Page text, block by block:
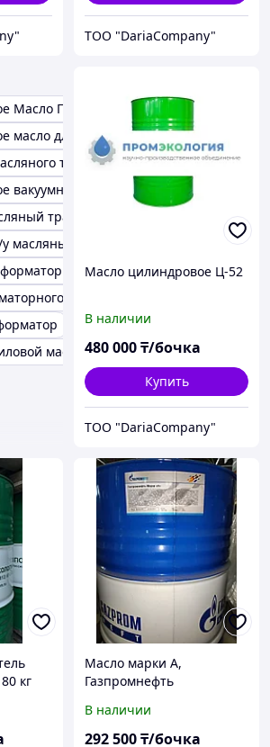
TOO "DariaCompany"
Масло ГК
масло для смазки
типа
вакуумное масло
трансформатор
масляный
масла
масла
масляный ТМ
Масло цилиндровое Ц-52
В наличии
480 000₸/бочка
Купить
TOO "DariaCompany"
кг
Масло марки А,
Газпромнефть
В наличии
292 500₸/бочка